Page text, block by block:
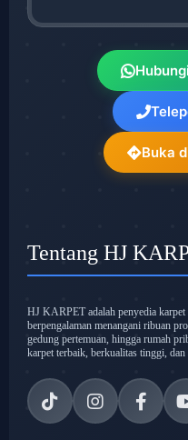
Buka
Tentang HJ
HJ KARPET adalah penyedia
berpengalaman menangani ribuan
gedung pertemuan, hingga rumah
karpet terbaik, berkualitas tinggi,